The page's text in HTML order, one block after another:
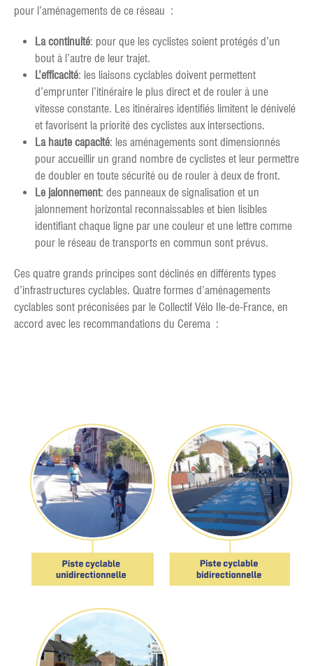
pour l’aménagements de ce réseau :
La continuité: pour que les cyclistes soient protégés d’un
bout à l’autre de leur trajet.
L’efficacité: les liaisons cyclables doivent permettent
d’emprunter l’itinéraire le plus direct et de rouler à une
vitesse constante. Les itinéraires identifiés limitent le dénivelé
et favorisent la priorité des cyclistes aux intersections.
La haute capacité: les aménagements sont dimensionnés
pour accueillir un grand nombre de cyclistes et leur permettre
de doubler en toute sécurité ou de rouler à deux de front.
Le jalonnement: des panneaux de signalisation et un
jalonnement horizontal reconnaissables et bien lisibles
identifiant chaque ligne par une couleur et une lettre comme
pour le réseau de transports en commun sont prévus.
Ces quatre grands principes sont déclinés en différents types
d’infrastructures cyclables. Quatre formes d’aménagements
cyclables sont préconisées par le Collectif Vélo Ile-de-France, en
accord avec les recommandations du Cerema :